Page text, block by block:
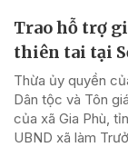
Trao hỗ trợ
thiên tai tại
Thừa ủy quyền
Dân tộc và Tôn
của xã Gia Phù,
UBND xã làm